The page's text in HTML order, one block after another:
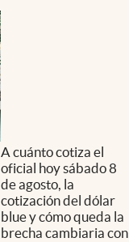
A cuánto cotiza el
oficial hoy sábado 8
de agosto, la
cotización del dólar
blue y cómo queda la
brecha cambiaria con